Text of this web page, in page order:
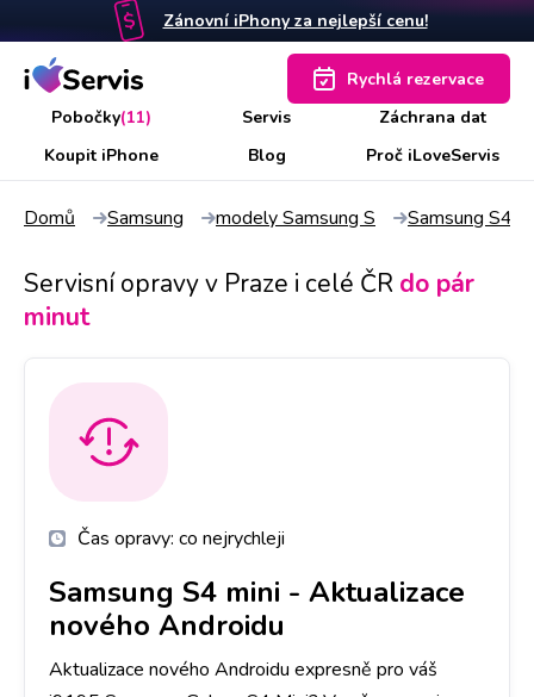
Zánovní iPhony za nejlepší cenu!
Pobočky(11) Servis
Záchrana dat
Koupit iPhone
Blog Proč iLoveServis
Rychlá rezervace
Domů Samsung modely Samsung S Samsung S4
Servisní opravy v Praze i celé ČR do pár
minut
Čas opravy: co nejrychleji
Samsung S4 mini - Aktualizace
nového Androidu
Aktualizace nového Androidu expresně pro váš